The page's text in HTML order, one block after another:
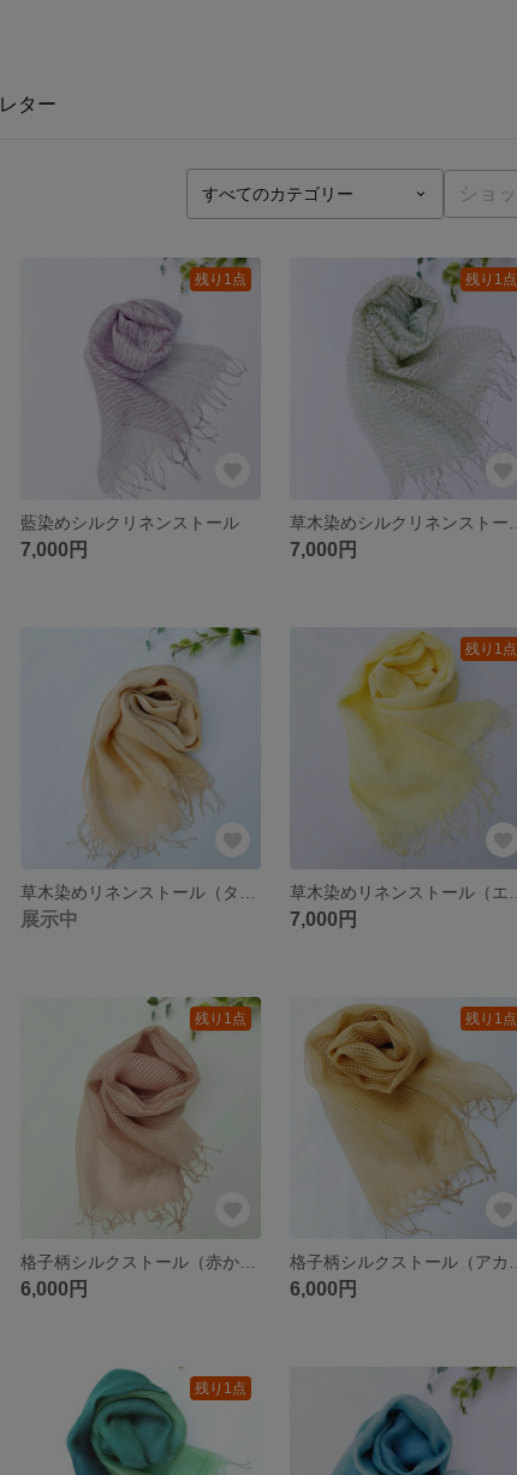
レター
残り1点
藍染めシルクリネンストール
7,000円
残り1点
7,000円
展示中
残り1点
7,000円
残り1点
格子柄シルクストール（赤かぶ、スオウ）
6,000円
残り1点
6,000円
残り1点